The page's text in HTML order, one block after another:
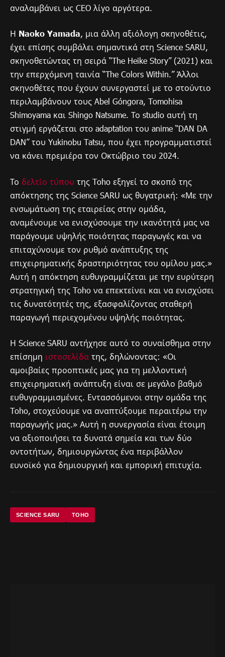
αναλαμβάνει ως CEO λίγο αργότερα.
Η Naoko Yamada, μια άλλη αξιόλογη σκηνοθέτις,
έχει επίσης συμβάλει σημαντικά στη Science SARU,
σκηνοθετώντας τη σειρά “The Heike Story” (2021) και
την επερχόμενη ταινία “The Colors Within.” Άλλοι
σκηνοθέτες που έχουν συνεργαστεί με το στούντιο
περιλαμβάνουν τους Abel Góngora, Tomohisa
Shimoyama και Shingo Natsume. Το studio αυτή τη
στιγμή εργάζεται στo adaptation του anime “DAN DA
DAN” του Yukinobu Tatsu, που έχει προγραμματιστεί
να κάνει πρεμιέρα τον Οκτώβριο του 2024.
Το δελτίο τύπου της Toho εξηγεί το σκοπό της
απόκτησης της Science SARU ως θυγατρική: «Με την
ενσωμάτωση της εταιρείας στην ομάδα,
αναμένουμε να ενισχύσουμε την ικανότητά μας να
παράγουμε υψηλής ποιότητας παραγωγές και να
επιταχύνουμε τον ρυθμό ανάπτυξης της
επιχειρηματικής δραστηριότητας του ομίλου μας.»
Αυτή η απόκτηση ευθυγραμμίζεται με την ευρύτερη
στρατηγική της Toho να επεκτείνει και να ενισχύσει
τις δυνατότητές της, εξασφαλίζοντας σταθερή
παραγωγή περιεχομένου υψηλής ποιότητας.
Η Science SARU αντήχησε αυτό το συναίσθημα στην
επίσημη ιστοσελίδα της, δηλώνοντας: «Οι
αμοιβαίες προοπτικές μας για τη μελλοντική
επιχειρηματική ανάπτυξη είναι σε μεγάλο βαθμό
ευθυγραμμισμένες. Εντασσόμενοι στην ομάδα της
Toho, στοχεύουμε να αναπτύξουμε περαιτέρω την
παραγωγής μας.» Αυτή η συνεργασία είναι έτοιμη
να αξιοποιήσει τα δυνατά σημεία και των δύο
οντοτήτων, δημιουργώντας ένα περιβάλλον
ευνοϊκό για δημιουργική και εμπορική επιτυχία.
SCIENCE SARU TOHO